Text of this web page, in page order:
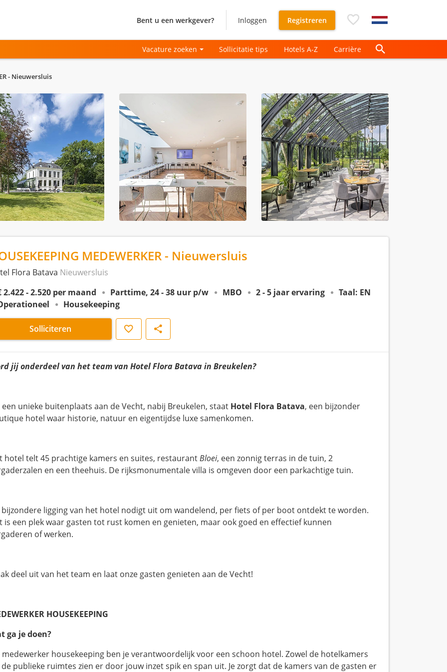
Bent u een werkgever? Inloggen Registreren
Vacature zoeken Sollicitatie tips Hotels A-Z Carrière
- Nieuwersluis
MEDEWERKER - Nieuwersluis
Flora Batava Nieuwersluis
2.422 - 2.520 per maand
Parttime, 24 - 38 uur p/w MBO 2 - 5 jaar ervaring
Taal: EN
Housekeeping
Solliciteren Opslaan Delen
jij onderdeel van het team van Hotel Flora Batava in Breukelen?
een unieke buitenplaats aan de Vecht, nabij Breukelen, staat Hotel Flora Batava, een bijzonder
hotel waar historie, natuur en eigentijdse luxe samenkomen.
hotel telt 45 prachtige kamers en suites, restaurantBloei, een zonnig terras in de tuin, 2
en een theehuis. De rijksmonumentale villa is omgeven door een parkachtige tuin.
bijzondere ligging van het hotel nodigt uit om wandelend, per fiets of per boot ontdekt te worden.
is een plek waar gasten tot rust komen en genieten, maar ook goed en effectief kunnen
of werken.
deel uit van het team en laat onze gasten genieten aan de Vecht!
HOUSEKEEPING
ga je doen?
medewerker housekeeping ben je verantwoordelijk voor een schoon hotel. Zowel de hotelkamers
de publieke ruimtes zien er door jouw inzet spik en span uit. Je zorgt dat de kamers van de gasten er